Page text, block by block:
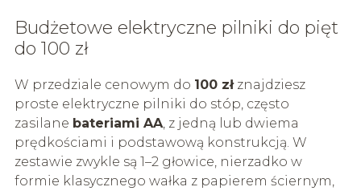
Budżetowe elektryczne pilniki do pięt
do 100 zł
W przedziale cenowym do 100 złznajdziesz
proste elektryczne pilniki do stóp, często
zasilane bateriami AA, z jedną lub dwiema
prędkościami i podstawową konstrukcją. W
zestawie zwykle są 1–2 głowice, nierzadko w
formie klasycznego wałka z papierem ściernym,